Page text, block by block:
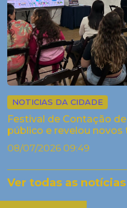
NOTICIAS DA CIDADE
Festival de Contação
público e revelou
08/07/2026 09:49
Ver todas as notícias